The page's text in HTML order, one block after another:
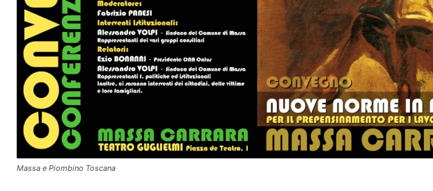
Massa e Piombino Toscana